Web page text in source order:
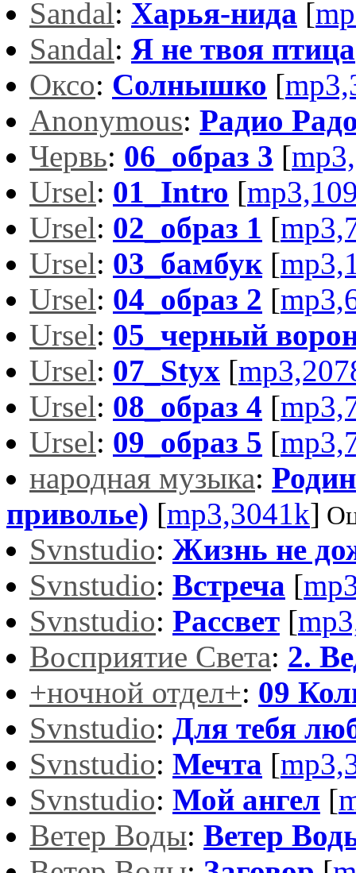
Sandal: Харья-нида [
Sandal: Я не твоя птица
Оксо: Солнышко [
Anonymous: Радио
Червь: 06_образ 3 [
Ursel: 01_Intro [
Ursel: 02_образ 1 [
Ursel: 03_бамбук[
Ursel: 04_образ 2 [
Ursel: 05_черный
Ursel: 07_Styx [
Ursel: 08_образ 4 [
Ursel: 09_образ 5 [
народная музыка:
приволье) [mp3,3041k]
Svnstudio: Жизнь не
Svnstudio: Встреча [
Svnstudio: Рассвет [
Восприятие Света: 2.
+ночной отдел+: 09
Svnstudio: Для тебя
Svnstudio: Мечта [
Svnstudio: Мой ангел [
Ветер Воды: Ветер